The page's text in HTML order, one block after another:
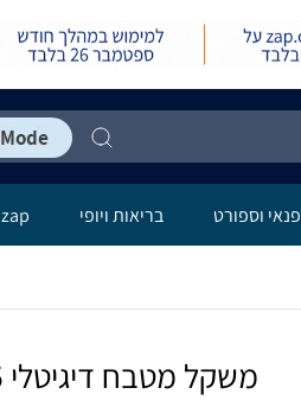
פנאי וספורט בריאות ויופי zap אילת
משקל מטבח דיגיטלי 5 ק"ג Macaroon מוקה